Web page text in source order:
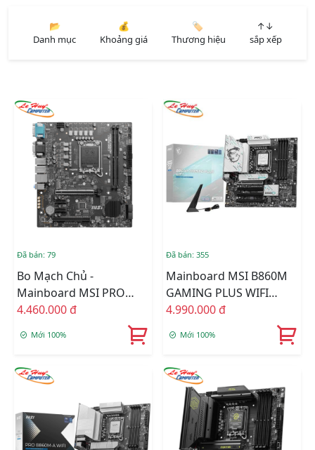
📂
Danh mục
💰
Khoảng giá
🏷️
Thương hiệu
↑↓
sắp xếp
Đã bán: 79
Bo Mạch Chủ -
Mainboard MSI PRO
B860M-C EX DDR5
4.460.000 đ
Mới 100%
Đã bán: 355
Mainboard MSI B860M
GAMING PLUS WIFI
DDR5 (Socket 1851)
4.990.000 đ
Mới 100%